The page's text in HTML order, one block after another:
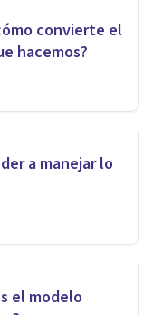
convierte el
hacemos?
a manejar lo
el modelo